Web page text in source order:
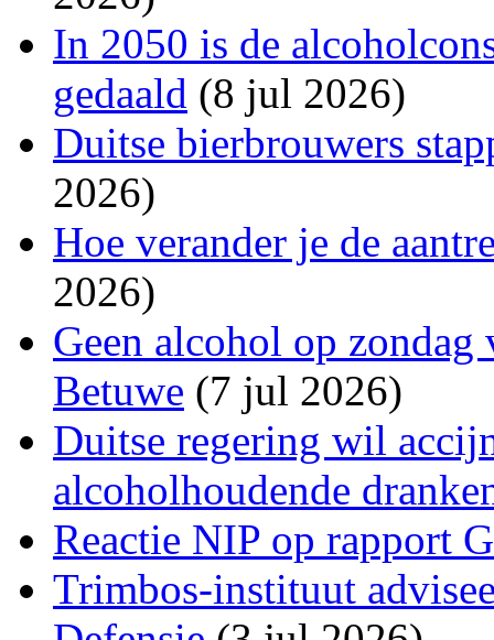
In 2050 is de
gedaald (8 jul 2026)
Duitse bierbrouwers
2026)
Hoe verander je de
2026)
Geen alcohol op
Betuwe (7 jul 2026)
Duitse regering wil
alcoholhoudende
Reactie NIP op rapport
Trimbos-instituut